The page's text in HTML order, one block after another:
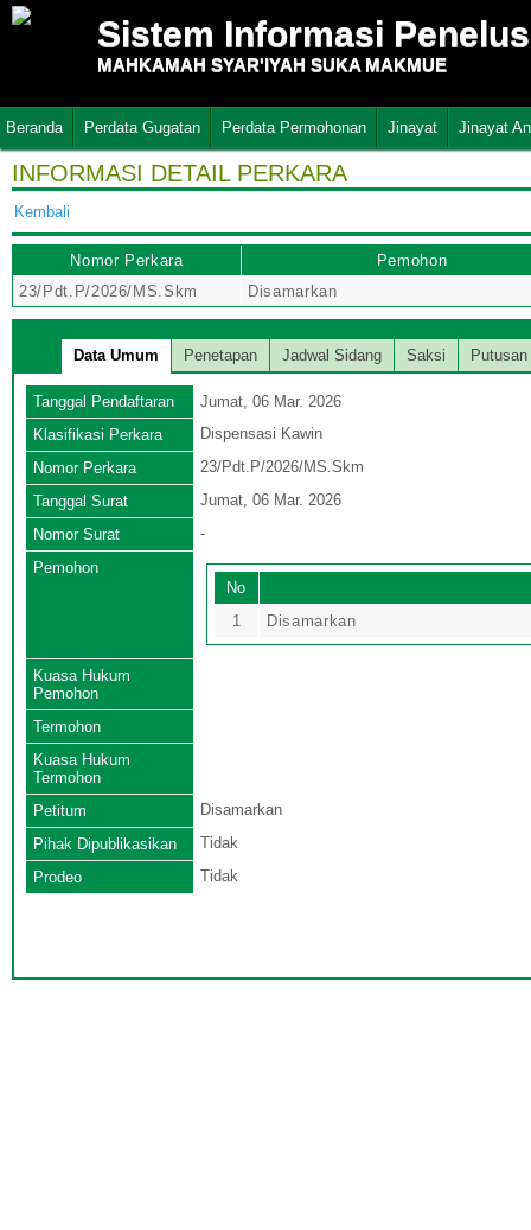
Sistem Informasi
MAHKAMAH SYAR'IYAH SUKA MAKMUE
Beranda Perdata Gugatan Perdata Permohonan Jinayat Jinayat
INFORMASI DETAIL PERKARA
Kembali
Nomor Perkara
Pemohon
23/Pdt.P/2026/MS.Skm
Disamarkan
Data Umum Penetapan Jadwal Sidang Saksi Putusan
Tanggal Pendaftaran
Jumat, 06 Mar. 2026
Klasifikasi Perkara
Dispensasi Kawin
Nomor Perkara
23/Pdt.P/2026/MS.Skm
Tanggal Surat
Jumat, 06 Mar. 2026
Nomor Surat
-
Pemohon
No
1
Disamarkan
Kuasa Hukum
Pemohon
Termohon
Kuasa Hukum
Termohon
Petitum
Disamarkan
Pihak Dipublikasikan
Tidak
Prodeo
Tidak